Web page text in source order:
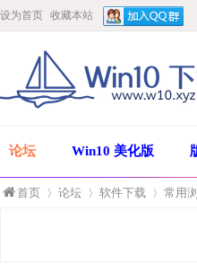
设为首页 收藏本站
论坛 Win10 美化版
首页 论坛 软件下载 常用